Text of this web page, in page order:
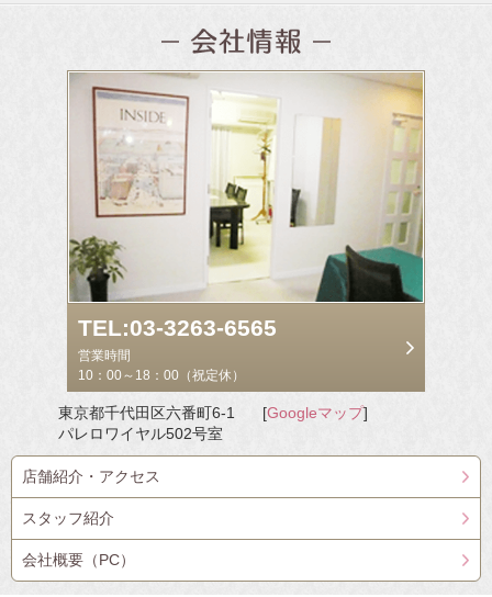
TEL:03-3263-6565
営業時間
10：00～18：00（祝定休）
東京都千代田区六番町6-1
パレロワイヤル502号室
[Googleマップ]
店舗紹介・アクセス
スタッフ紹介
会社概要（PC）